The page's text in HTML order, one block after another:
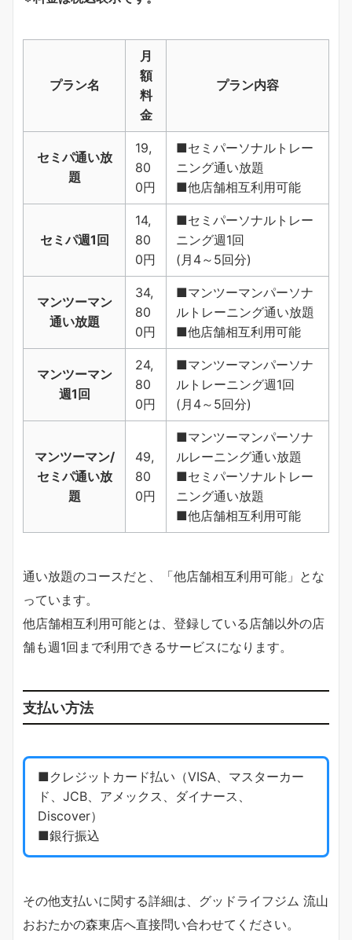
プラン名
月
額
料
金
プラン内容
セミパ通い放
題
19,
80
0円
■セミパーソナルトレー
ニング通い放題
■他店舗相互利用可能
セミパ週1回
14,
80
0円
■セミパーソナルトレー
ニング週1回
(月4～5回分)
マンツーマン
通い放題
34,
80
0円
■マンツーマンパーソナ
ルトレーニング通い放題
■他店舗相互利用可能
マンツーマン
週1回
24,
80
0円
■マンツーマンパーソナ
ルトレーニング週1回
(月4～5回分)
マンツーマン/
セミパ通い放
題
49,
80
0円
■マンツーマンパーソナ
ルレーニング通い放題
■セミパーソナルトレー
ニング通い放題
■他店舗相互利用可能
通い放題のコースだと、「他店舗相互利用可能」とな
っています。
他店舗相互利用可能とは、登録している店舗以外の店
舗も週1回まで利用できるサービスになります。
支払い方法
■クレジットカード払い（VISA、マスターカー
ド、JCB、アメックス、ダイナース、
Discover）
■銀行振込
その他支払いに関する詳細は、グッドライフジム 流山
おおたかの森東店へ直接問い合わせてください。